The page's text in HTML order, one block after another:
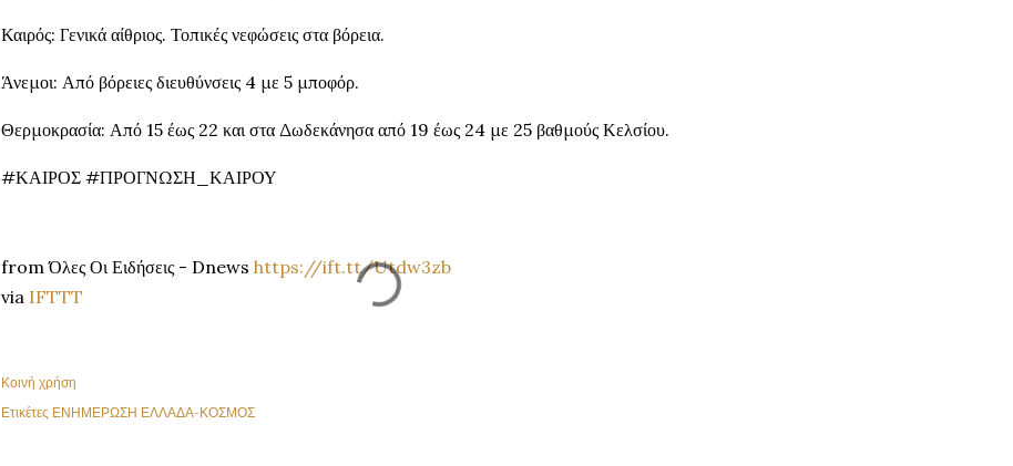
Καιρός: Γενικά αίθριος. Τοπικές νεφώσεις στα βόρεια.
Άνεμοι: Από βόρειες διευθύνσεις 4 με 5 μποφόρ.
Θερμοκρασία: Από 15 έως 22 και στα Δωδεκάνησα από 19 έως 24 με 25 βαθμούς Κελσίου.
#ΚΑΙΡΟΣ #ΠΡΟΓΝΩΣΗ_ΚΑΙΡΟΥ
from Όλες Οι Ειδήσεις - Dnews https://ift.tt/Utdw3zb
via IFTTT
Κοινή χρήση
Ετικέτες ΕΝΗΜΕΡΩΣΗ ΕΛΛΑΔΑ-ΚΟΣΜΟΣ